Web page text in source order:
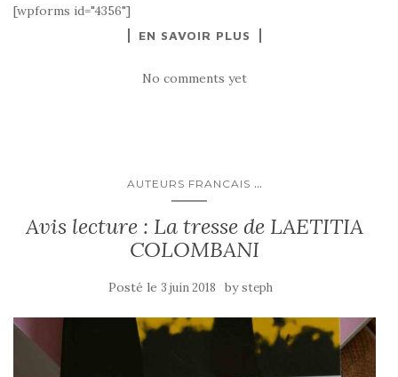
[wpforms id="4356"]
EN SAVOIR PLUS
No comments yet
AUTEURS FRANCAIS ...
Avis lecture : La tresse de LAETITIA
COLOMBANI
Posté le 3 juin 2018 bysteph